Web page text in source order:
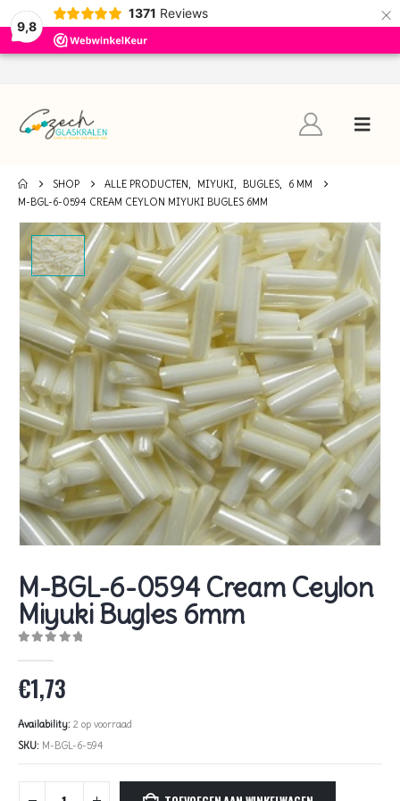
9,8
1371 Reviews ×
SHOP ALLE PRODUCTEN, MIYUKI, BUGLES,
6 MM
M-BGL-6-0594 CREAM CEYLON MIYUKI BUGLES 6MM
M-BGL-6-0594 Cream Ceylon
Miyuki Bugles 6mm
€1,73
Availability: 2 op voorraad
SKU: M-BGL-6-594